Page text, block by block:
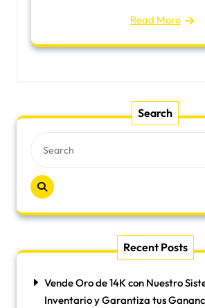
Read More
Search
Recent Posts
Vende Oro de 14K con Nuestro
Inventario y Garantiza tus